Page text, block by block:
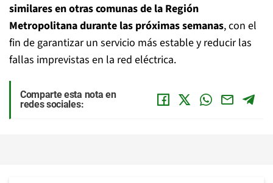
similares en otras comunas de la Región
Metropolitana durante las próximas semanas, con el
fin de garantizar un servicio más estable y reducir las
fallas imprevistas en la red eléctrica.
Comparte esta nota en
redes sociales: